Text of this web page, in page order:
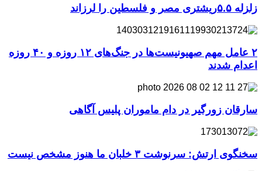
زلزله ۵.۵ریشتری مصر و فلسطین را لرزاند
۲ عامل مهم صهیونیست‌ها در جنگ‌های ۱۲ روزه و ۴۰ روزه
اعدام شدند
سارقان زورگیر در دام ماموران پلیس آگاهی
سخنگوی ارتش: سرنوشت ۳ خلبان ما هنوز مشخص نیست